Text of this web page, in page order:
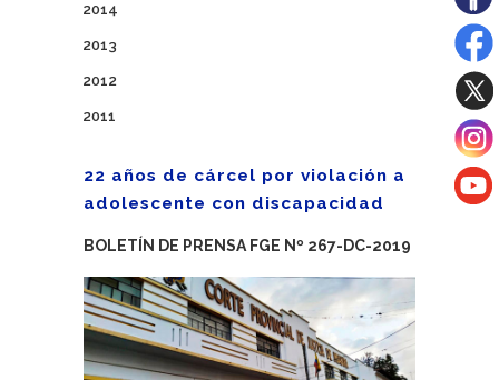
2014
2013
2012
2011
22 años de cárcel por violación a
adolescente con discapacidad
BOLETÍN DE PRENSA FGE Nº 267-DC-2019